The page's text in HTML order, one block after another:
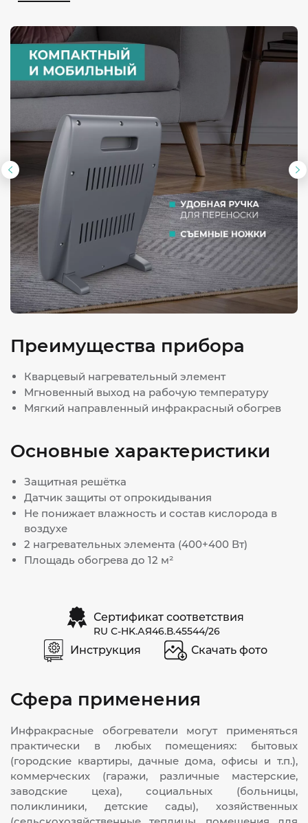
Предыдущий
слайд
Преимущества прибора
Кварцевый нагревательный элемент
Мгновенный выход на рабочую температуру
Мягкий направленный инфракрасный обогрев
Основные характеристики
Защитная решётка
Датчик защиты от опрокидывания
Не понижает влажность и состав кислорода в
воздухе
2 нагревательных элемента (400+400 Вт)
Площадь обогрева до 12 м²
Сертификат соответствия
RU С-HK.АЯ46.В.45544/26
Инструкция Скачать фото
Сфера применения
Инфракрасные обогреватели могут применяться
практически в любых помещениях: бытовых
(городские квартиры, дачные дома, офисы и т.п.),
коммерческих (гаражи, различные мастерские,
заводские цеха), социальных (больницы,
поликлиники, детские сады), хозяйственных